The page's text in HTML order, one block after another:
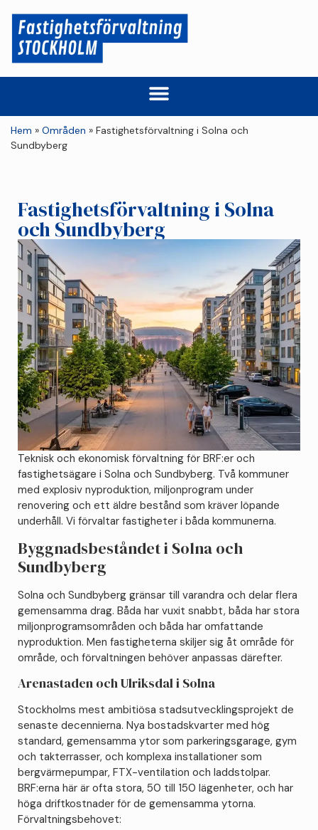
Hem » Områden » Fastighetsförvaltning i Solna och
Sundbyberg
Fastighetsförvaltning i Solna
och Sundbyberg
Teknisk och ekonomisk förvaltning för BRF:er och
fastighetsägare i Solna och Sundbyberg. Två kommuner
med explosiv nyproduktion, miljonprogram under
renovering och ett äldre bestånd som kräver löpande
underhåll. Vi förvaltar fastigheter i båda kommunerna.
Byggnadsbeståndet i Solna och
Sundbyberg
Solna och Sundbyberg gränsar till varandra och delar flera
gemensamma drag. Båda har vuxit snabbt, båda har stora
miljonprogramsområden och båda har omfattande
nyproduktion. Men fastigheterna skiljer sig åt område för
område, och förvaltningen behöver anpassas därefter.
Arenastaden och Ulriksdal i Solna
Stockholms mest ambitiösa stadsutvecklingsprojekt de
senaste decennierna. Nya bostadskvarter med hög
standard, gemensamma ytor som parkeringsgarage, gym
och takterrasser, och komplexa installationer som
bergvärmepumpar, FTX-ventilation och laddstolpar.
BRF:erna här är ofta stora, 50 till 150 lägenheter, och har
höga driftkostnader för de gemensamma ytorna.
Förvaltningsbehovet: